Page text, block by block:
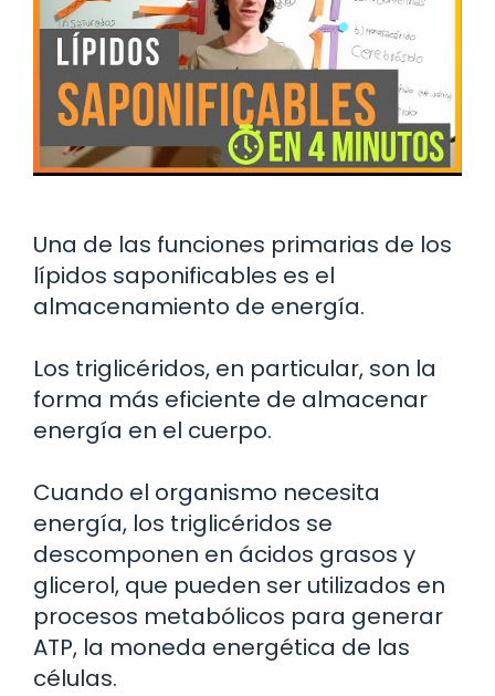
Una de las funciones primarias de los
lípidos saponificables es el
almacenamiento de energía.
Los triglicéridos, en particular, son la
forma más eficiente de almacenar
energía en el cuerpo.
Cuando el organismo necesita
energía, los triglicéridos se
descomponen en ácidos grasos y
glicerol, que pueden ser utilizados en
procesos metabólicos para generar
ATP, la moneda energética de las
células.